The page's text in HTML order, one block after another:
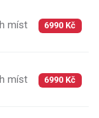
míst 6990 Kč
míst 6990 Kč